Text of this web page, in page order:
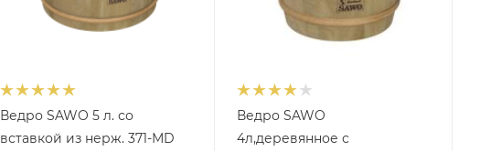
Ведро SAWO 5 л. со
вставкой из нерж. 371-МD
Ведро SAWO
4л,деревянное с